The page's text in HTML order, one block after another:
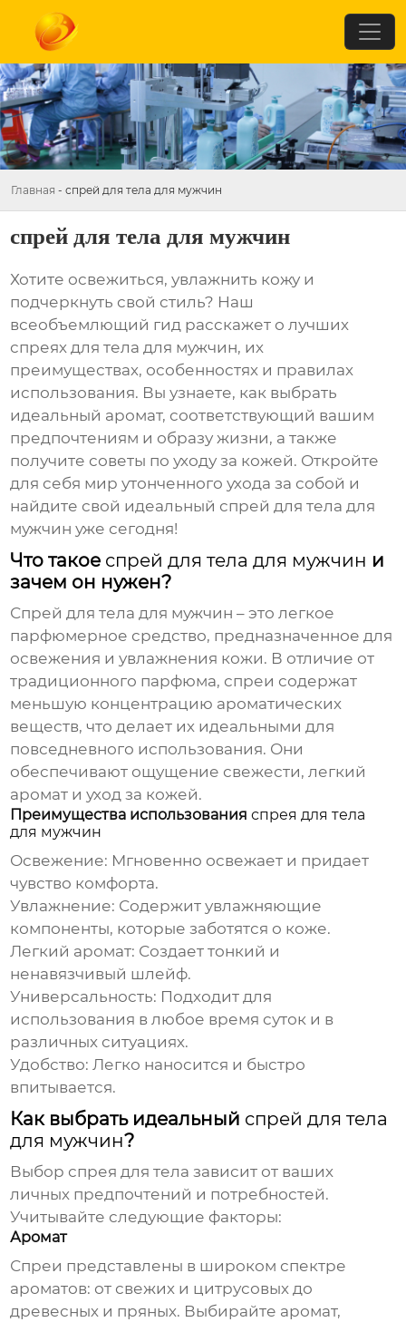
Главная - спрей для тела для мужчин
спрей для тела для мужчин
Хотите освежиться, увлажнить кожу и
подчеркнуть свой стиль? Наш
всеобъемлющий гид расскажет о лучших
спреях для тела для мужчин, их
преимуществах, особенностях и правилах
использования. Вы узнаете, как выбрать
идеальный аромат, соответствующий вашим
предпочтениям и образу жизни, а также
получите советы по уходу за кожей. Откройте
для себя мир утонченного ухода за собой и
найдите свой идеальный спрей для тела для
мужчин уже сегодня!
Что такое спрей для тела для мужчин и
зачем он нужен?
Спрей для тела для мужчин – это легкое
парфюмерное средство, предназначенное для
освежения и увлажнения кожи. В отличие от
традиционного парфюма, спреи содержат
меньшую концентрацию ароматических
веществ, что делает их идеальными для
повседневного использования. Они
обеспечивают ощущение свежести, легкий
аромат и уход за кожей.
Преимущества использованияспрея для тела
для мужчин
Освежение: Мгновенно освежает и придает
чувство комфорта.
Увлажнение: Содержит увлажняющие
компоненты, которые заботятся о коже.
Легкий аромат: Создает тонкий и
ненавязчивый шлейф.
Универсальность: Подходит для
использования в любое время суток и в
различных ситуациях.
Удобство: Легко наносится и быстро
впитывается.
Как выбрать идеальный спрей для тела
для мужчин?
Выбор спрея для тела зависит от ваших
личных предпочтений и потребностей.
Учитывайте следующие факторы:
Аромат
Спреи представлены в широком спектре
ароматов: от свежих и цитрусовых до
древесных и пряных. Выбирайте аромат,